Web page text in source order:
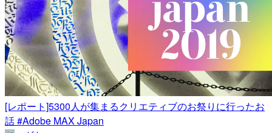
[レポート]5300人が集まるクリエティブのお祭りに行ったお
話 #Adobe MAX Japan